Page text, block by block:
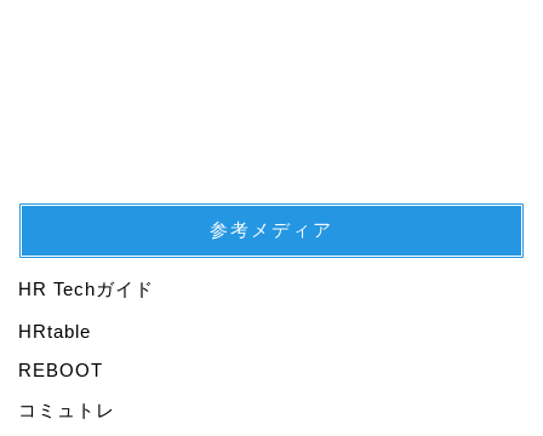
参考メディア
HR Techガイド
HRtable
REBOOT
コミュトレ